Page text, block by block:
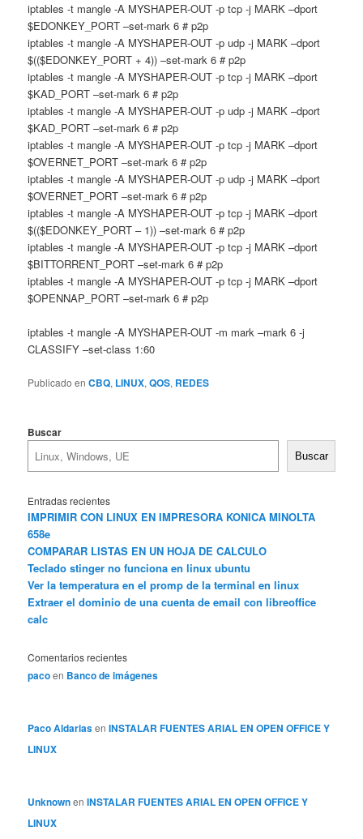
iptables -t mangle -A MYSHAPER-OUT -p tcp -j MARK –dport
$EDONKEY_PORT –set-mark 6 # p2p
iptables -t mangle -A MYSHAPER-OUT -p udp -j MARK –dport
$(($EDONKEY_PORT + 4)) –set-mark 6 # p2p
iptables -t mangle -A MYSHAPER-OUT -p tcp -j MARK –dport
$KAD_PORT –set-mark 6 # p2p
iptables -t mangle -A MYSHAPER-OUT -p udp -j MARK –dport
$KAD_PORT –set-mark 6 # p2p
iptables -t mangle -A MYSHAPER-OUT -p tcp -j MARK –dport
$OVERNET_PORT –set-mark 6 # p2p
iptables -t mangle -A MYSHAPER-OUT -p udp -j MARK –dport
$OVERNET_PORT –set-mark 6 # p2p
iptables -t mangle -A MYSHAPER-OUT -p tcp -j MARK –dport
$(($EDONKEY_PORT – 1)) –set-mark 6 # p2p
iptables -t mangle -A MYSHAPER-OUT -p tcp -j MARK –dport
$BITTORRENT_PORT –set-mark 6 # p2p
iptables -t mangle -A MYSHAPER-OUT -p tcp -j MARK –dport
$OPENNAP_PORT –set-mark 6 # p2p
iptables -t mangle -A MYSHAPER-OUT -m mark –mark 6 -j
CLASSIFY –set-class 1:60
Publicado en CBQ, LINUX,QOS, REDES
Buscar
Buscar
Entradas recientes
IMPRIMIR CON LINUX EN IMPRESORA KONICA MINOLTA
658e
COMPARAR LISTAS EN UN HOJA DE CALCULO
Teclado stinger no funciona en linux ubuntu
Ver la temperatura en el promp de la terminal en linux
Extraer el dominio de una cuenta de email con libreoffice
calc
Comentarios recientes
pacoen Banco de imágenes
Paco AldariasenINSTALAR FUENTES ARIAL EN OPEN OFFICE Y
LINUX
UnknownenINSTALAR FUENTES ARIAL EN OPEN OFFICE Y
LINUX